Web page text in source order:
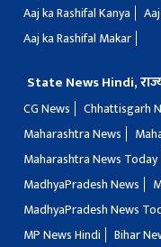
Aaj ka Rashifal Kanya
Aaj ka Rashifal Makar
State News Hindi,
CG News
Chhattisgarh
Maharashtra News
Maharashtra News Today
MadhyaPradesh News
MadhyaPradesh News
MP News Hindi
Bihar